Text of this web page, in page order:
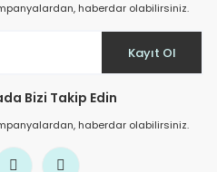
haberdar olabilirsiniz.
Kayıt Ol
Bizi Takip Edin
haberdar olabilirsiniz.